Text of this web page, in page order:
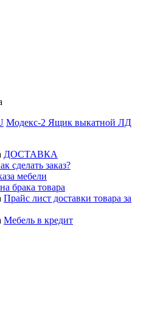
Модекс-2 Ящик выкатной ЛД
ДОСТАВКА
сделать заказ?
мебели
брака товара
Прайс лист доставки товара за
Мебель в кредит